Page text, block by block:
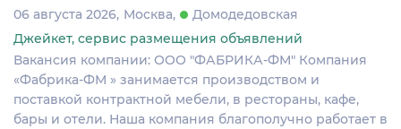
06 августа 2026 Москва
Домодедовская
Джейкет, сервис размещения объявлений
Вакансия компании: ООО "ФАБРИКА-ФМ" Компания
«Фабрика-ФМ » занимается производством и
поставкой контрактной мебели, в рестораны, кафе,
бары и отели. Наша компания благополучно работает в